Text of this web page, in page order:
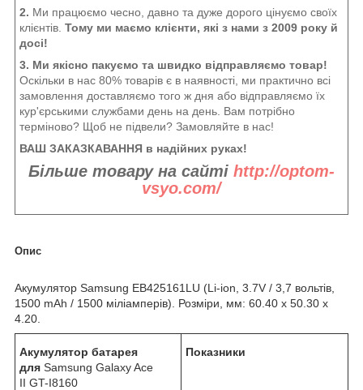
2. Ми працюємо чесно, давно та дуже дорого цінуємо своїх
клієнтів. Тому ми маємо клієнти, які з нами з 2009 року й
досі!
3. Ми якісно пакуємо та швидко відправляємо товар!
Оскільки в нас 80% товарів є в наявності, ми практично всі
замовлення доставляємо того ж дня або відправляємо їх
кур'єрськими службами день на день. Вам потрібно
терміново? Щоб не підвели? Замовляйте в нас!
ВАШ ЗАКАЗКАВАННЯ в надійних руках!
Більше товару на сайті http://optom-
vsyo.com/
Опис
Акумулятор Samsung EB425161LU (Li-ion, 3.7V / 3,7 вольтів,
1500 mAh / 1500 міліамперів). Розміри, мм: 60.40 x 50.30 x
4.20.
Акумулятор батарея
для Samsung Galaxy Ace
II GT-I8160
Показники